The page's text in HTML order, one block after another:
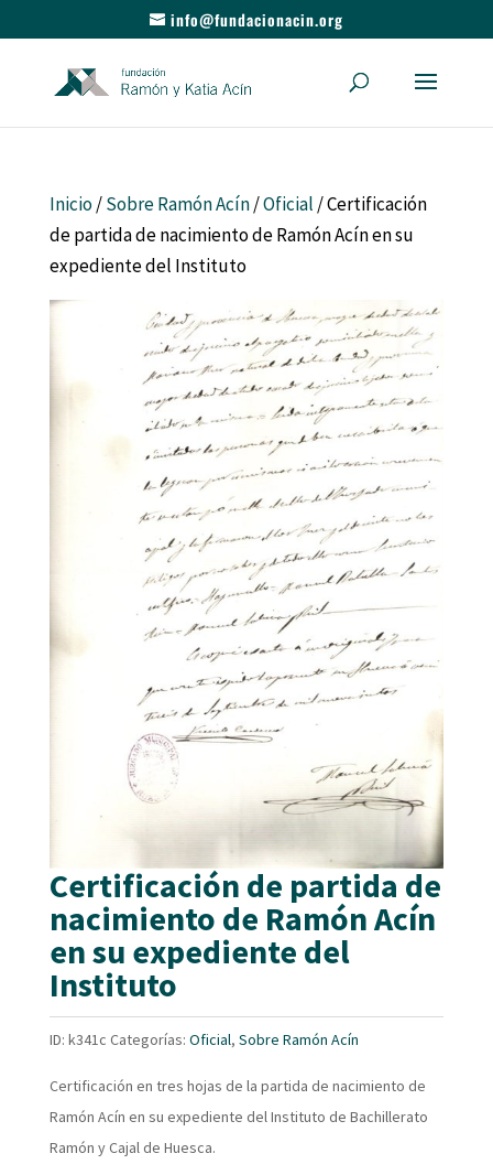
info@fundacionacin.org
Inicio/Sobre Ramón Acín/Oficial / Certificación
de partida de nacimiento de Ramón Acín en su
expediente del Instituto
Certificación de partida de
nacimiento de Ramón Acín
en su expediente del
Instituto
ID: k341c Categorías: Oficial, Sobre Ramón Acín
Certificación en tres hojas de la partida de nacimiento de
Ramón Acín en su expediente del Instituto de Bachillerato
Ramón y Cajal de Huesca.